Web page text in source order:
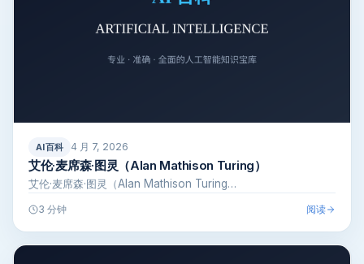
AI百科 4 月 7, 2026
艾伦·麦席森·图灵（Alan Mathison Turing）
艾伦·麦席森·图灵（Alan Mathison Turing…
3 分钟 阅读